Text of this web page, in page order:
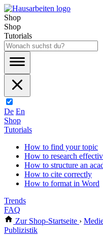
Shop
Shop
Tutorials
De En
Shop
Tutorials
How to find your topic
How to research
How to structure an
How to cite correctly
How to format in Word
Trends
FAQ
Zur Shop-Startseite ›
Publizistik